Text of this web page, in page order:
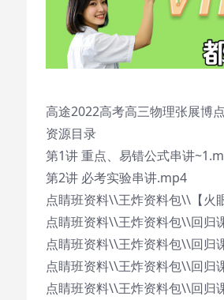
高途2022高考高三物理张展博
资源目录
第1讲 重点、易错公式串讲
第2讲 必考实验串讲.mp4
点睛班资料\\王炸资料包\\【火
点睛班资料\\王炸资料包\\回归
点睛班资料\\王炸资料包\\回归
点睛班资料\\王炸资料包\\回归
点睛班资料\\王炸资料包\\回归